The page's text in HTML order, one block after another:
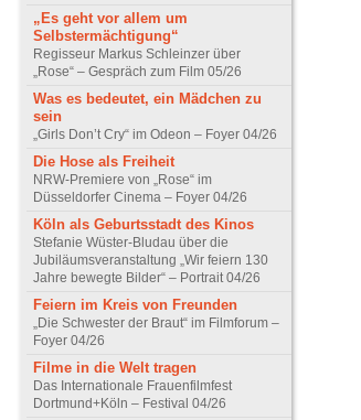
„Es geht vor allem um
Selbstermächtigung“
Regisseur Markus Schleinzer über
„Rose“ – Gespräch zum Film 05/26
Was es bedeutet, ein Mädchen zu
sein
„Girls Don’t Cry“ im Odeon – Foyer 04/26
Die Hose als Freiheit
NRW-Premiere von „Rose“ im
Düsseldorfer Cinema – Foyer 04/26
Köln als Geburtsstadt des Kinos
Stefanie Wüster-Bludau über die
Jubiläumsveranstaltung „Wir feiern 130
Jahre bewegte Bilder“ – Portrait 04/26
Feiern im Kreis von Freunden
„Die Schwester der Braut“ im Filmforum –
Foyer 04/26
Filme in die Welt tragen
Das Internationale Frauenfilmfest
Dortmund+Köln – Festival 04/26